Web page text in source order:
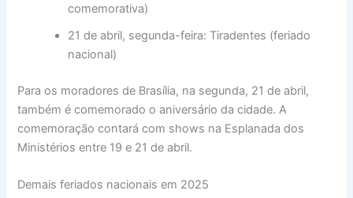
comemorativa)
21 de abril, segunda-feira: Tiradentes (feriado
nacional)
Para os moradores de Brasília, na segunda, 21 de abril,
também é comemorado o aniversário da cidade. A
comemoração contará com shows na Esplanada dos
Ministérios entre 19 e 21 de abril.
Demais feriados nacionais em 2025